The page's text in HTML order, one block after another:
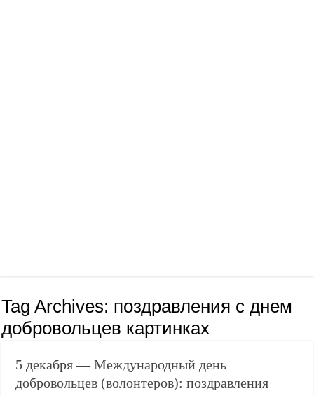
Tag Archives: поздравления с днем
добровольцев картинках
5 декабря — Международный день
добровольцев (волонтеров): поздравления